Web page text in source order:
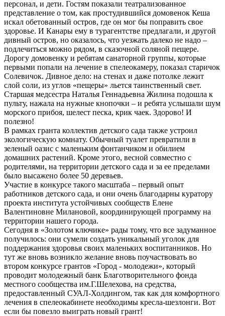
персонал, и дети. Гостям показали театрализованное
представление о том, как простудившийся домовенок Кеша
искал обетованный остров, где он мог бы поправить свое
здоровье. И Канары ему в турагентстве предлагали, и другой
дивный остров, но оказалось, что уезжать далеко не надо –
подлечиться можно рядом, в сказочной соляной пещере.
Дорогу домовенку и ребятам санаторной группы, которые
первыми попали на лечение в спелеокамеру, показал старичок
Солевичок. Дивное дело: на стенах и даже потолке лежит
слой соли, из углов «пещеры» льется таинственный свет.
Старшая медсестра Наталья Геннадьевна Жилина подошла к
пульту, нажала на нужные кнопочки – и ребята услышали шум
морского прибоя, шелест песка, крик чаек. Здорово! И
полезно!
В рамках гранта коллектив детского сада также устроил
экологическую комнату. Обычный туалет превратили в
зеленый оазис с маленьким фонтанчиком и обилием
домашних растений. Кроме этого, весной совместно с
родителями, на территории детского сада и за ее пределами
было высажено более 50 деревьев.
Участие в конкурсе такого масштаба – первый опыт
работников детского сада, и они очень благодарны куратору
проекта института устойчивых сообществ Елене
Валентиновне Милановой, координирующей программу на
территории нашего города.
Сегодня в «Золотом ключике» рады тому, что все задуманное
получилось: они сумели создать уникальный уголок для
поддержания здоровья своих маленьких воспитанников. Но
тут же вновь возникло желание вновь поучаствовать во
втором конкурсе грантов «Город - молодежи», который
проводит молодежный банк Благотворительного фонда
местного сообщества им.Г.Шелехова, на средства,
предоставленный СУАЛ-Холдингом, так как для комфортного
лечения в спелеокабинете необходимы кресла-шезлонги. Вот
если бы повезло выиграть новый грант!